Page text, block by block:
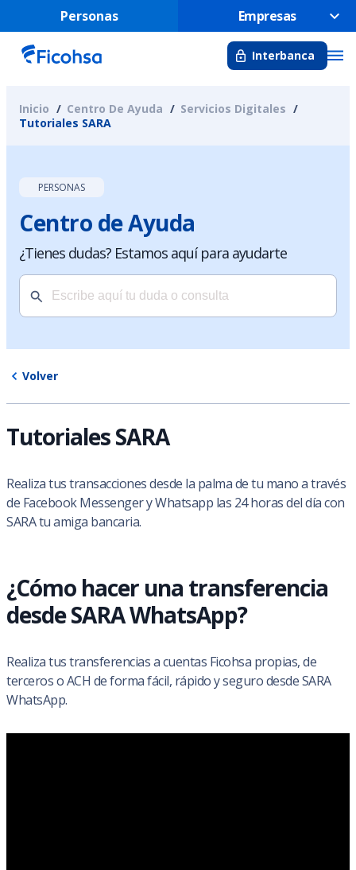
Personas Empresas
Interbanca
Inicio Centro De Ayuda
Servicios Digitales
Tutoriales SARA
PERSONAS
Centro de Ayuda
¿Tienes dudas? Estamos aquí para ayudarte
Volver
Tutoriales SARA
Realiza tus transacciones desde la palma de tu mano a través
de Facebook Messenger y Whatsapp las 24 horas del día con
SARA tu amiga bancaria.
¿Cómo hacer una transferencia
desde SARA WhatsApp?
Realiza tus transferencias a cuentas Ficohsa propias, de
terceros o ACH de forma fácil, rápido y seguro desde SARA
WhatsApp.